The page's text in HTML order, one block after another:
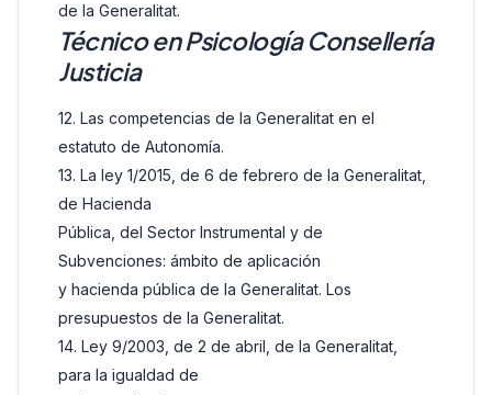
de la Generalitat.
Técnico en Psicología Consellería
Justicia
12. Las competencias de la Generalitat en el
estatuto de Autonomía.
13. La ley 1/2015, de 6 de febrero de la Generalitat,
de Hacienda
Pública, del Sector Instrumental y de
Subvenciones: ámbito de aplicación
y hacienda pública de la Generalitat. Los
presupuestos de la Generalitat.
14. Ley 9/2003, de 2 de abril, de la Generalitat,
para la igualdad de